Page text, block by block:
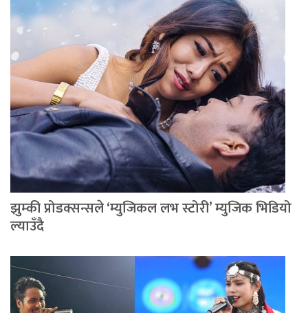
झुम्की प्रोडक्सन्सले ‘म्युजिकल लभ स्टोरी’ म्युजिक भिडियो
ल्याउँदै